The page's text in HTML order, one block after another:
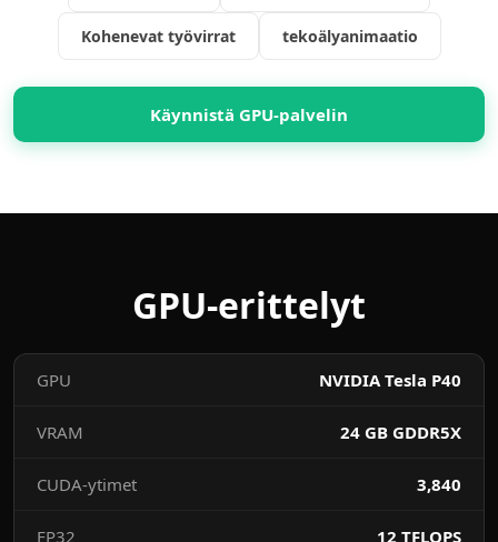
Kohenevat työvirrat tekoälyanimaatio
Käynnistä GPU-palvelin
GPU-erittelyt
GPU NVIDIA Tesla P40
VRAM 24 GB GDDR5X
CUDA-ytimet 3,840
FP32 12 TFLOPS